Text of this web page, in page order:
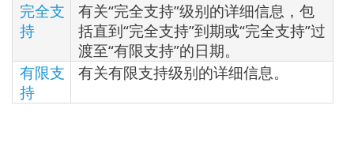
完全支
持
有关“完全支持”级别的详细信息，包
括直到“完全支持”到期或“完全支持”过
渡至“有限支持”的日期。
有限支
持
有关有限支持级别的详细信息。